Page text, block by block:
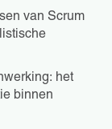
van Scrum
het
binnen